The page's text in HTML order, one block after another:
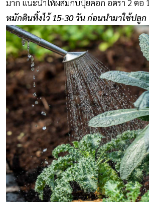
มาก แนะนำให้ผสมกับปุ๋ยคอก อัตรา 2 ต่อ 1
หมักดินทิ้งไว้ 15-30 วัน ก่อนนำมาใช้ปลูก